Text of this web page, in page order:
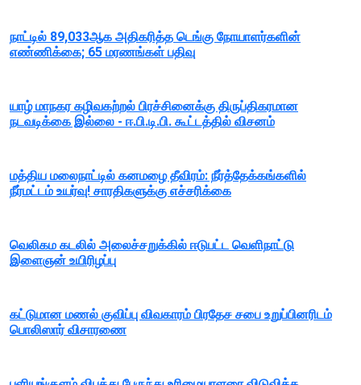
நாட்டில் 89,033ஆக அதிகரித்த டெங்கு நோயாளர்களின்
எண்ணிக்கை; 65 மரணங்கள் பதிவு
யாழ் மாநகர கழிவகற்றல் பிரச்சினைக்கு திருப்திகரமான
நடவடிக்கை இல்லை - ஈ.பி.டி.பி. கூட்டத்தில் விசனம்
மத்திய மலைநாட்டில் கனமழை தீவிரம்: நீர்த்தேக்கங்களில்
நீர்மட்டம் உயர்வு! சாரதிகளுக்கு எச்சரிக்கை
வெலிகம கடலில் அலைச்சறுக்கில் ஈடுபட்ட வெளிநாட்டு
இளைஞன் உயிரிழப்பு
கட்டுமான மணல் குவிப்பு விவகாரம் பிரதேச சபை உறுப்பினரிடம்
பொலிஸார் விசாரணை